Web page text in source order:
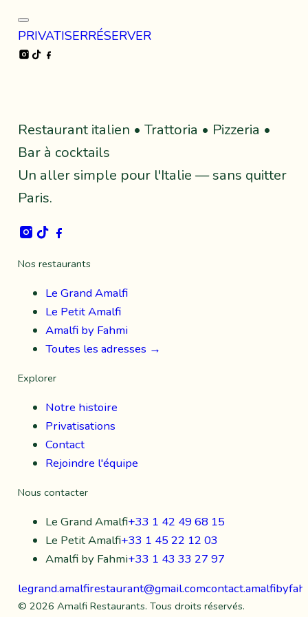
PRIVATISERRÉSERVER
Instagram
TikTok
Facebook
Restaurant italien • Trattoria • Pizzeria •
Bar à cocktails
Un aller simple pour l'Italie — sans quitter
Paris.
Instagram
TikTokFacebook
Nos restaurants
Le Grand Amalfi
Le Petit Amalfi
Amalfi by Fahmi
Toutes les adresses →
Explorer
Notre histoire
Privatisations
Contact
Rejoindre l'équipe
Nous contacter
Le Grand Amalfi+33 1 42 49 68 15
Le Petit Amalfi+33 1 45 22 12 03
Amalfi by Fahmi+33 1 43 33 27 97
legrand.amalfirestaurant@gmail.com
© 2026 Amalfi Restaurants. Tous droits réservés.